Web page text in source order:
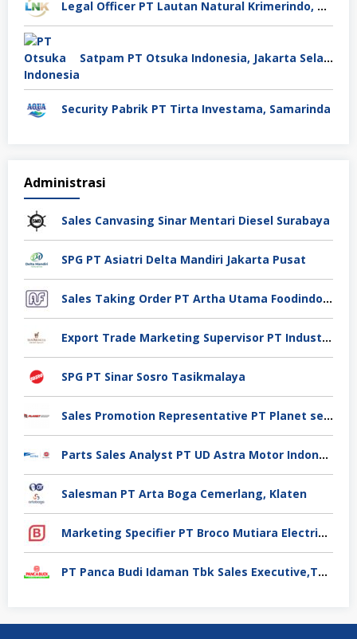
Legal Officer PT Lautan Natural Krimerindo, Mojokerto
Satpam PT Otsuka Indonesia, Jakarta Selatan
Security Pabrik PT Tirta Investama, Samarinda
Administrasi
Sales Canvasing Sinar Mentari Diesel Surabaya
SPG PT Asiatri Delta Mandiri Jakarta Pusat
Sales Taking Order PT Artha Utama Foodindo Tangerang
Export Trade Marketing Supervisor PT Industri Jamu Dan Farmasi Sido Muncul Tbk, Jakarta
SPG PT Sinar Sosro Tasikmalaya
Sales Promotion Representative PT Planet selancar Mandiri, Pontianak
Parts Sales Analyst PT UD Astra Motor Indonesia, Jakarta Utara
Salesman PT Arta Boga Cemerlang, Klaten
Marketing Specifier PT Broco Mutiara Electrical Industry, Tangerang
PT Panca Budi Idaman Tbk Sales Executive,Tangerang